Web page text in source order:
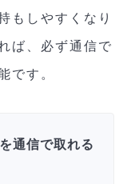
もしやすくなり
ば、必ず通信で
です。
通信で取れる